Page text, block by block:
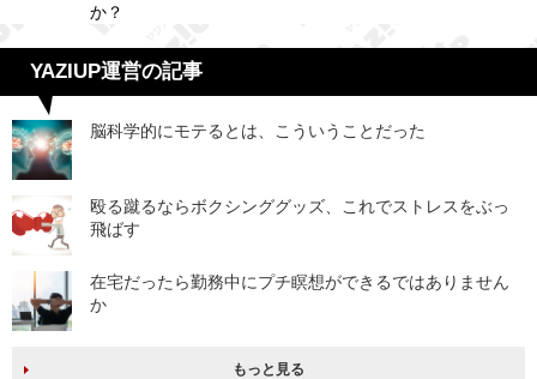
か？
YAZIUP運営の記事
脳科学的にモテるとは、こういうことだった
殴る蹴るならボクシンググッズ、これでストレスをぶっ
飛ばす
在宅だったら勤務中にプチ瞑想ができるではありません
か
もっと見る